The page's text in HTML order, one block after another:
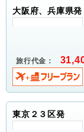
大阪府、兵庫県発
旅行代金：
東京２３区発